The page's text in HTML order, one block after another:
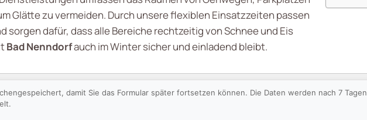
Glätte zu vermeiden. Durch unsere flexiblen Einsatzzeiten passen
sorgen dafür, dass alle Bereiche rechtzeitig von Schnee und Eis
Bad Nenndorfauch im Winter sicher und einladend bleibt.
damit Sie das Formular später fortsetzen können. Die Daten werden nach 7 Tagen